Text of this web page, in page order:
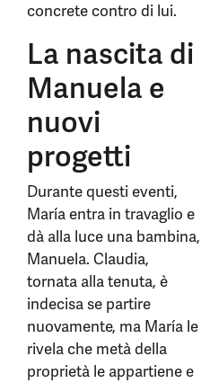
concrete contro di lui.
La nascita di
Manuela e
nuovi
progetti
Durante questi eventi,
María entra in travaglio e
dà alla luce una bambina,
Manuela. Claudia,
tornata alla tenuta, è
indecisa se partire
nuovamente, ma María le
rivela che metà della
proprietà le appartiene e